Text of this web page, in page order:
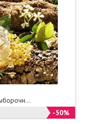
-50%